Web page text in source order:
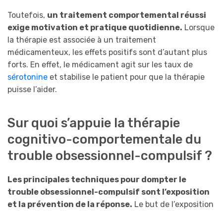
Toutefois, un traitement comportemental réussi
exige motivation et pratique quotidienne. Lorsque
la thérapie est associée à un traitement
médicamenteux, les effets positifs sont d’autant plus
forts. En effet, le médicament agit sur les taux de
sérotonine et stabilise le patient pour que la thérapie
puisse l’aider.
Sur quoi s’appuie la thérapie
cognitivo-comportementale du
trouble obsessionnel-compulsif ?
Les principales techniques pour dompter le
trouble obsessionnel-compulsif sont l’exposition
et la prévention de la réponse. Le but de l’exposition